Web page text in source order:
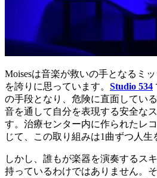
Moisesは音楽が救いの手となるミ
を誇りに思っています。 Studio 534
の手段となり、危険に直面してい
音を通して自分を表現する安全な
す。治療センター内に作られたレ
じて、この取り組みは1曲ずつ人生
しかし、誰もが楽器を演奏するス
持っているわけではありません。